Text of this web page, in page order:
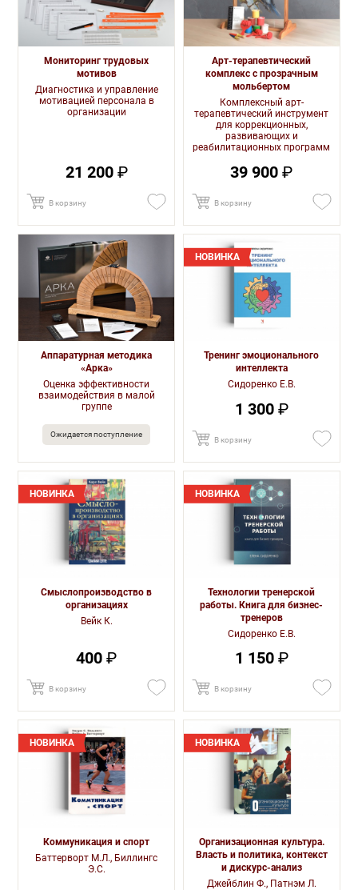
Мониторинг трудовых
мотивов
Диагностика и управление
мотивацией персонала в
организации
21 200₽
В корзину
Арт-терапевтический
комплекс с прозрачным
мольбертом
Комплексный арт-
терапевтический инструмент
для коррекционных,
развивающих и
реабилитационных программ
39 900 ₽
В корзину
Аппаратурная методика
«Арка»
Оценка эффективности
взаимодействия в малой
группе
Ожидается поступление
НОВИНКА
Тренинг эмоционального
интеллекта
Сидоренко Е.В.
1 300₽
В корзину
НОВИНКА
Смыслопроизводство в
организациях
Вейк К.
400 ₽
В корзину
НОВИНКА
Технологии тренерской
работы. Книга для бизнес-
тренеров
Сидоренко Е.В.
1 150₽
В корзину
НОВИНКА
Коммуникация и спорт
Баттерворт М.Л., Биллингс
Э.С.
НОВИНКА
Организационная культура.
Власть и политика, контекст
и дискурс-анализ
Джейблин Ф., Патнэм Л.